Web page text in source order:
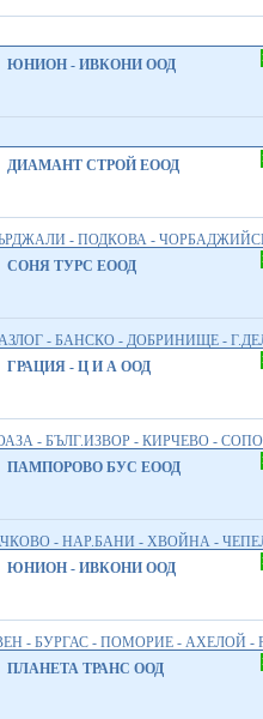
ЮНИОН - ИВКОНИ ООД
ДИАМАНТ СТРОЙ ЕООД
- ПОДКОВА -
СОНЯ ТУРС ЕООД
- БАНСКО - ДОБРИНИЩЕ -
ГРАЦИЯ - Ц И А ООД
- БЪЛГ.ИЗВОР - КИРЧЕВО -
ПАМПОРОВО БУС ЕООД
- НАР.БАНИ - ХВОЙНА -
ЮНИОН - ИВКОНИ ООД
- БУРГАС - ПОМОРИЕ - АХЕЛОЙ -
ПЛАНЕТА ТРАНС ООД